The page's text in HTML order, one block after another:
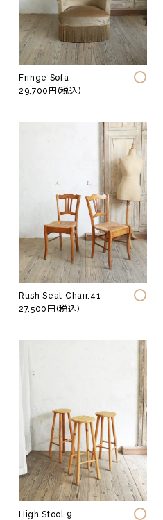
Fringe Sofa
29,700円(税込)
Rush Seat Chair.41
27,500円(税込)
High Stool.9